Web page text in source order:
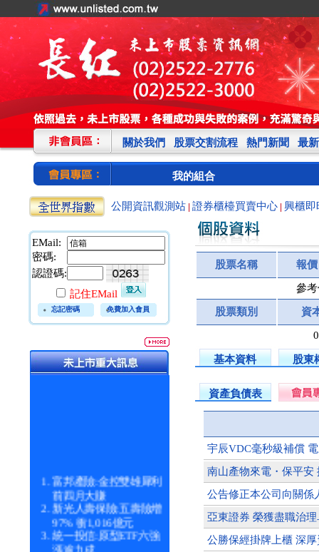
關於我們 股票交割流程 熱門新聞 最
我的組合
公開資訊觀測站 證券櫃檯買賣中心 興櫃即
EMail:
密碼:
認證碼:
記住EMail
忘記密碼 免費加入會員
富邦產險:金控雙雄犀利
前四月大賺
新光人壽保險:五壽險增
97% 衝1,016億元
統一投信:原型ETF六強
漲逾九成
股票名稱 報
參
股票類別 資
基本資料 股東
資產負債表
宇辰VDC毫秒級補償
南山產物來電・保平安
公告修正本公司向關係
亞東證券 榮獲盡職治
公勝保經掛牌上櫃 深厚